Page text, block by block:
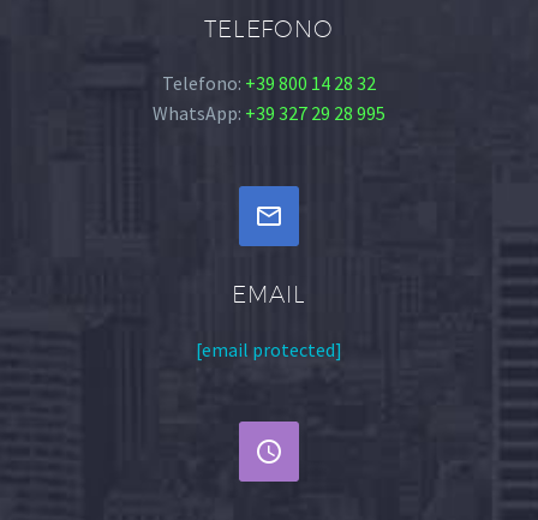
TELEFONO
Telefono: +39 800 14 28 32
WhatsApp: +39 327 29 28 995


EMAIL
[email protected]

